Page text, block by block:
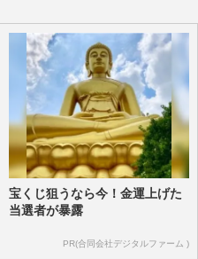
宝くじ狙うなら今！金運上げた
当選者が暴露
PR(合同会社デジタルファーム )